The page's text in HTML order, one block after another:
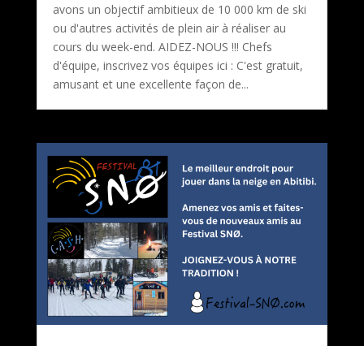
avons un objectif ambitieux de 10 000 km de ski
ou d'autres activités de plein air à réaliser au
cours du week-end. AIDEZ-NOUS !!! Chefs
d'équipe, inscrivez vos équipes ici : C'est gratuit,
amusant et une excellente façon de...